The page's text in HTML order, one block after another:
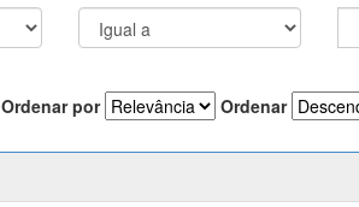
Ordenar por Ordenar